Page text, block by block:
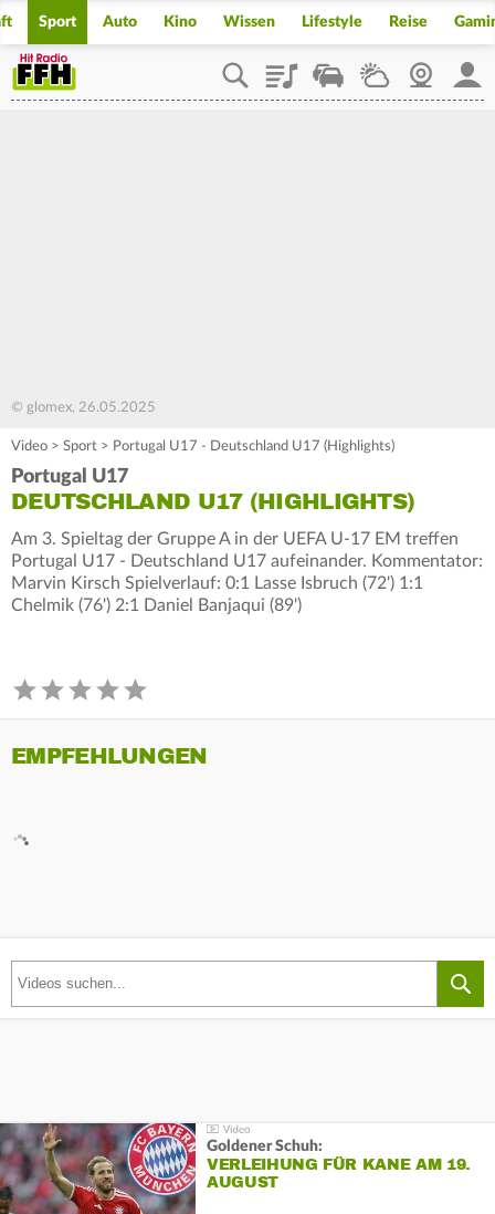
Sport Auto Kino Wissen Lifestyle Reise
PlaylistStaupilotWetterWebcam
© glomex, 26.05.2025
Video > Sport > Portugal U17 - Deutschland U17 (Highlights)
Portugal U17
DEUTSCHLAND U17 (HIGHLIGHTS)
Am 3. Spieltag der Gruppe A in der UEFA U-17 EM treffen
Portugal U17 - Deutschland U17 aufeinander. Kommentator:
Marvin Kirsch Spielverlauf: 0:1 Lasse Isbruch (72') 1:1
Chelmik (76') 2:1 Daniel Banjaqui (89')
EMPFEHLUNGEN
Goldener Schuh:
VERLEIHUNG FÜR KANE AM 19.
AUGUST